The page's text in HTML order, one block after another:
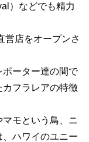
）などでも精力
営店をオープンさ
ーター達の間で
カフラレアの特徴
モという鳥、ニ
ハワイのユニー